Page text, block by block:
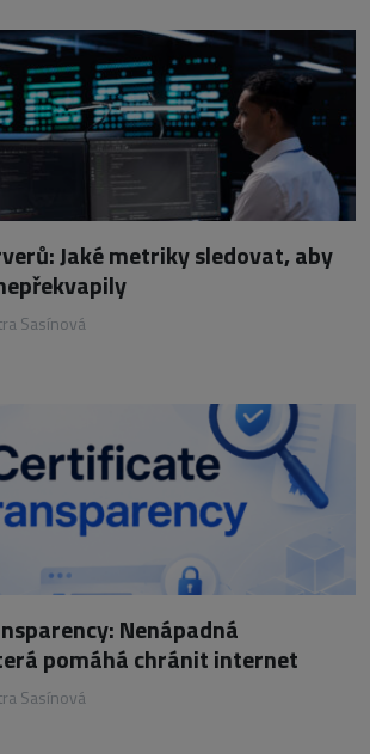
Jaké metriky sledovat, aby
Sasínová
Nenápadná
pomáhá chránit internet
Sasínová